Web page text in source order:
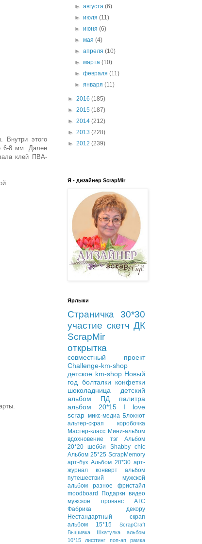
Внутри этого
6-8 мм. Далее
клей ПВА-
►августа(6)
►июля(11)
►июня(6)
►мая(4)
►апреля(10)
►марта(10)
►февраля(11)
►января(11)
► 2016 (185)
► 2015 (187)
► 2014 (212)
► 2013 (228)
► 2012 (239)
Я - дизайнер ScrapMir
Ярлыки
Страничка 30*30
участие скетч ДК
ScrapMir
открытка
совместный проект
Challenge-km-shop
детское km-shop Новый
год болталки
конфетки
шоколадница
детский
альбом
ПД
палитра
альбом 20*15
I love
scrap микс-медиа Блокнот
альтер-скрап
коробочка
Мастер-класс Мини-альбом
вдохновение
тэг
Альбом
20*20 шебби
Shabby chic
Альбом 25*25 ScrapMemory
арт-бук Альбом 20*30 арт-
журнал
конверт
альбом
путешествий
мужской
альбом
разное
фристайл
moodboard
Подарки видео
мужское
прованс
АТС
Фабрика декору
Нестандартный скрап
альбом 15*15
ScrapCraft
Вышивка
Шкатулка
альбом
10*15
лифтинг поп-ап
рамка